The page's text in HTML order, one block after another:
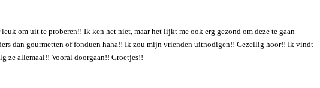
om uit te proberen!! Ik ken het niet, maar het lijkt me ook erg gezond om deze te gaan
dan gourmetten of fonduen haha!! Ik zou mijn vrienden uitnodigen!! Gezellig hoor!! Ik vindt
ze allemaal!! Vooral doorgaan!! Groetjes!!